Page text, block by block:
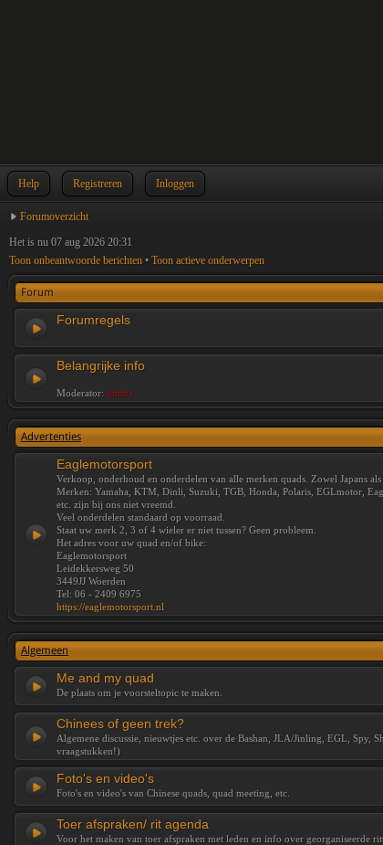
Help Registreren Inloggen
Forumoverzicht
Het is nu 07 aug 2026 20:31
Toon onbeantwoorde berichten • Toon actieve onderwerpen
Forum
Forumregels
Belangrijke info
Moderator: nimda
Advertenties
Eaglemotorsport
Verkoop, onderhoud en onderdelen van alle merken quads. Zowel Japans als
Merken: Yamaha, KTM, Dinli, Suzuki, TGB, Honda, Polaris, EGLmotor,
etc. zijn bij ons niet vreemd.
Veel onderdelen standaard op voorraad.
Staat uw merk 2, 3 of 4 wieler er niet tussen? Geen probleem.
Het adres voor uw quad en/of bike:
Eaglemotorsport
Leidekkersweg 50
3449JJ Woerden
Tel: 06 - 2409 6975
https://eaglemotorsport.nl
Algemeen
Me and my quad
De plaats om je voorsteltopic te maken.
Chinees of geen trek?
Algemene discussie, nieuwtjes etc. over de Bashan, JLA/Jinling, EGL, Spy,
vraagstukken!)
Foto's en video's
Foto's en video's van Chinese quads, quad meeting, etc.
Toer afspraken/ rit agenda
Voor het maken van toer afspraken met leden en info over georganiseerde